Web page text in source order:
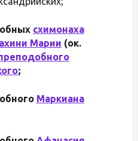
схимонаха
Марии (ок.
;
Маркиана